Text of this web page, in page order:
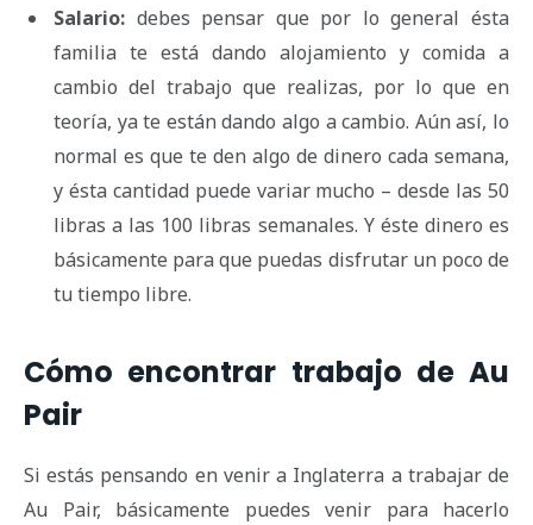
Salario: debes pensar que por lo general ésta
familia te está dando alojamiento y comida a
cambio del trabajo que realizas, por lo que en
teoría, ya te están dando algo a cambio. Aún así, lo
normal es que te den algo de dinero cada semana,
y ésta cantidad puede variar mucho – desde las 50
libras a las 100 libras semanales. Y éste dinero es
básicamente para que puedas disfrutar un poco de
tu tiempo libre.
Cómo encontrar trabajo de Au
Pair
Si estás pensando en venir a Inglaterra a trabajar de
Au Pair, básicamente puedes venir para hacerlo